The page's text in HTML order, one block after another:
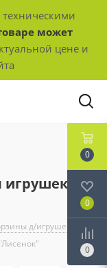
техническими
может
цене и
игрушек
д/игрушек
-
0
0
0